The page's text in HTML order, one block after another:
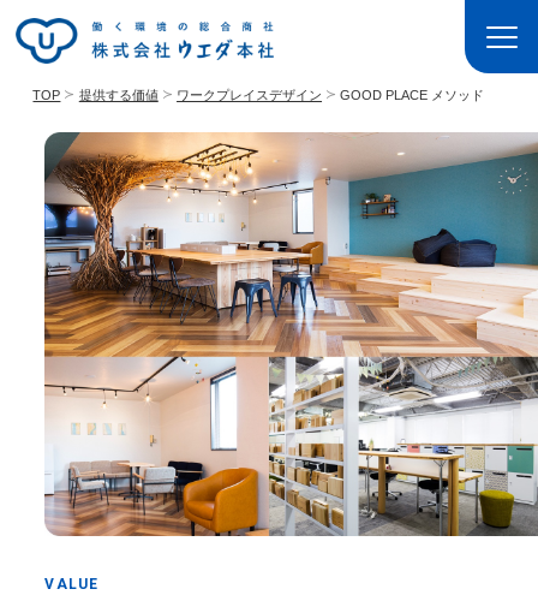
TOP 提供する価値 ワークプレイスデザイン GOOD PLACE メソッド
VALUE